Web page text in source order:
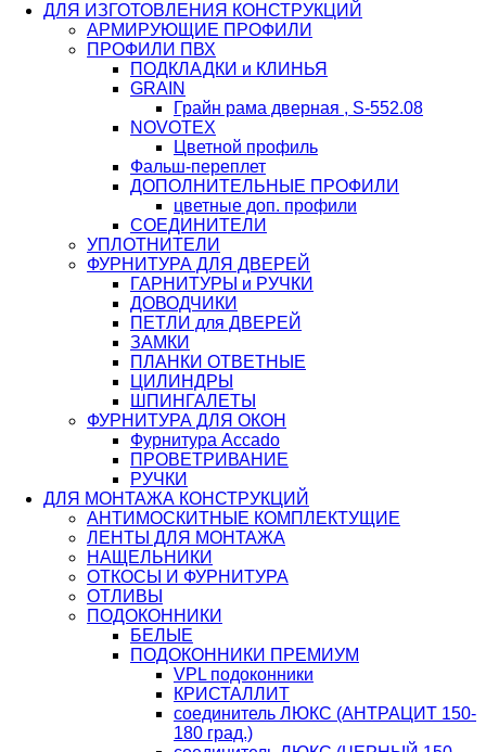
ДЛЯ ИЗГОТОВЛЕНИЯ КОНСТРУКЦИЙ
АРМИРУЮЩИЕ ПРОФИЛИ
ПРОФИЛИ ПВХ
ПОДКЛАДКИ и КЛИНЬЯ
GRAIN
Грайн рама дверная , S-552.08
NOVOTEX
Цветной профиль
Фальш-переплет
ДОПОЛНИТЕЛЬНЫЕ ПРОФИЛИ
цветные доп. профили
СОЕДИНИТЕЛИ
УПЛОТНИТЕЛИ
ФУРНИТУРА ДЛЯ ДВЕРЕЙ
ГАРНИТУРЫ и РУЧКИ
ДОВОДЧИКИ
ПЕТЛИ для ДВЕРЕЙ
ЗАМКИ
ПЛАНКИ ОТВЕТНЫЕ
ЦИЛИНДРЫ
ШПИНГАЛЕТЫ
ФУРНИТУРА ДЛЯ ОКОН
Фурнитура Accado
ПРОВЕТРИВАНИЕ
РУЧКИ
ДЛЯ МОНТАЖА КОНСТРУКЦИЙ
АНТИМОСКИТНЫЕ КОМПЛЕКТУЩИЕ
ЛЕНТЫ ДЛЯ МОНТАЖА
НАЩЕЛЬНИКИ
ОТКОСЫ И ФУРНИТУРА
ОТЛИВЫ
ПОДОКОННИКИ
БЕЛЫЕ
ПОДОКОННИКИ ПРЕМИУМ
VPL подоконники
КРИСТАЛЛИТ
соединитель ЛЮКС (АНТРАЦИТ 150-
180 град.)